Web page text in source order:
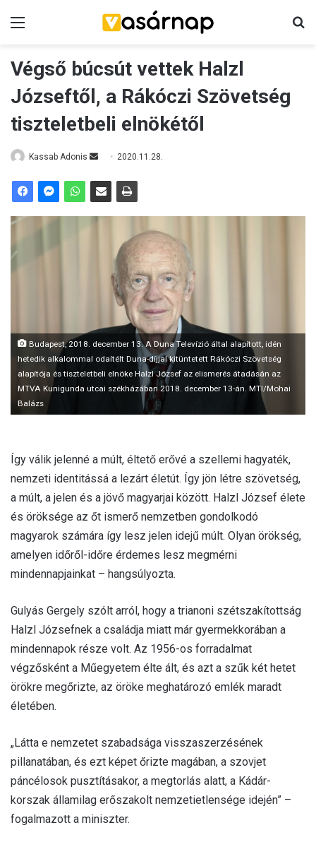
Végső búcsút vettek Halzl
Józseftől, a Rákóczi Szövetség
tiszteletbeli elnökétől
Kassab Adonis
n
l
2020.11.28.
Budapest, 2018. december 13. A Duna Televízió által alapított, idén
hetedik alkalommal odaítélt Duna-díjjal kitüntetett Rákóczi Szövetség
alapítója és tiszteletbeli elnöke Halzl József az elismerés átadásán az
MTVA Kunigunda utcai székházában 2018. december 13-án. MTI/Mohai
Balázs
Így válik jelenné a múlt, éltető erővé a szellemi hagyaték,
nemzeti identitássá a lezárt életút. Így jön létre szövetség,
a múlt, a jelen és a jövő magyarjai között. Halzl József élete
és öröksége az őt ismerő nemzetben gondolkodó
magyarok számára így lesz jelen idejű múlt. Olyan örökség,
amelyen időről-időre érdemes lesz megmérni
mindennapjainkat – hangsúlyozta.
Gulyás Gergely szólt arról, hogy a trianoni szétszakítottság
Halzl Józsefnek a családja miatt már gyermekkorában a
mindennapok része volt. Az 1956-os forradalmat
végzősként a Műegyetem élte ált, és azt a szűk két hetet
örökre megőrizte, az öröke meghatározó emlék maradt
életében.
„Látta e nemzetet szabadsága visszaszerzésének
pillanatában, és ezt képet őrizte magában, a szovjet
páncélosok pusztításakor, a megtorlás alatt, a Kádár-
korszak államilag erőszakolt nemzetietlensége idején” –
fogalmazott a miniszter.